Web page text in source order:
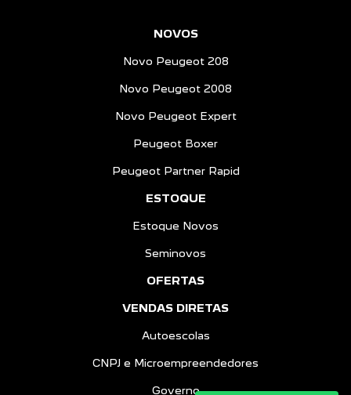
NOVOS
Novo Peugeot 208
Novo Peugeot 2008
Novo Peugeot Expert
Peugeot Boxer
Peugeot Partner Rapid
ESTOQUE
Estoque Novos
Seminovos
OFERTAS
VENDAS DIRETAS
Autoescolas
CNPJ e Microempreendedores
Governo